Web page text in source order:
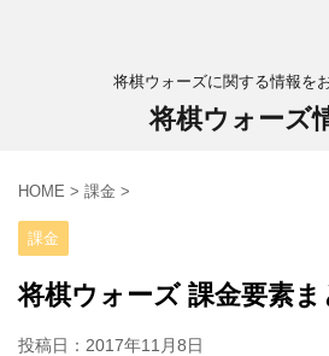
将棋ウォーズに関する情報を
将棋ウォーズ
HOME > 課金 >
課金
将棋ウォーズ 課金要素ま
投稿日： 2017年11月8日